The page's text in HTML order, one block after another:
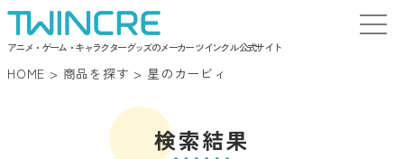
アニメ・ゲーム・キャラクターグッズのメーカー ツインクル 公式サイト
HOME > 商品を探す > 星のカービィ
検索結果